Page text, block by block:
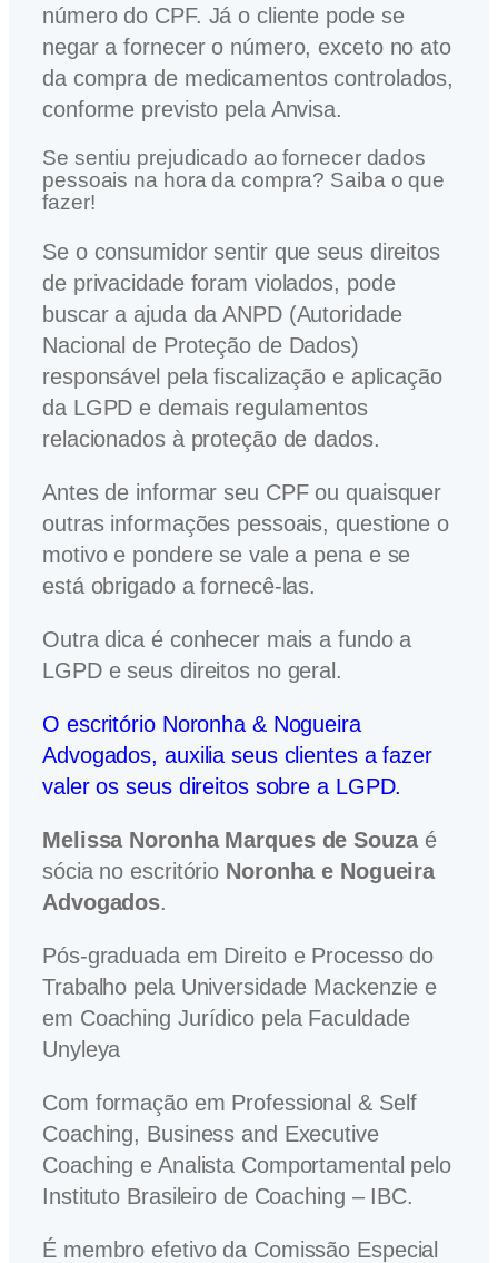
número do CPF. Já o cliente pode se
negar a fornecer o número, exceto no ato
da compra de medicamentos controlados,
conforme previsto pela Anvisa.
Se sentiu prejudicado ao fornecer dados
pessoais na hora da compra? Saiba o que
fazer!
Se o consumidor sentir que seus direitos
de privacidade foram violados, pode
buscar a ajuda da ANPD (Autoridade
Nacional de Proteção de Dados)
responsável pela fiscalização e aplicação
da LGPD e demais regulamentos
relacionados à proteção de dados.
Antes de informar seu CPF ou quaisquer
outras informações pessoais, questione o
motivo e pondere se vale a pena e se
está obrigado a fornecê-las.
Outra dica é conhecer mais a fundo a
LGPD e seus direitos no geral.
O escritório Noronha & Nogueira
Advogados, auxilia seus clientes a fazer
valer os seus direitos sobre a LGPD.
Melissa Noronha Marques de Souza é
sócia no escritório Noronha e Nogueira
Advogados.
Pós-graduada em Direito e Processo do
Trabalho pela Universidade Mackenzie e
em Coaching Jurídico pela Faculdade
Unyleya
Com formação em Professional & Self
Coaching, Business and Executive
Coaching e Analista Comportamental pelo
Instituto Brasileiro de Coaching – IBC.
É membro efetivo da Comissão Especial